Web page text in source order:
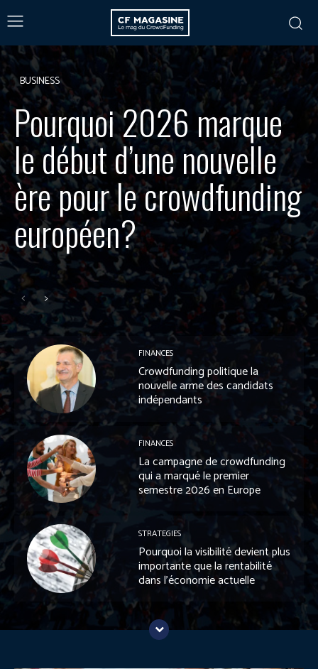
BUSINESS
Pourquoi 2026 marque
le début d’une nouvelle
ère pour le crowdfunding
européen?
FINANCES
Crowdfunding politique la
nouvelle arme des candidats
indépendants
FINANCES
La campagne de crowdfunding
qui a marqué le premier
semestre 2026 en Europe
STRATEGIES
Pourquoi la visibilité devient plus
importante que la rentabilité
dans l’économie actuelle